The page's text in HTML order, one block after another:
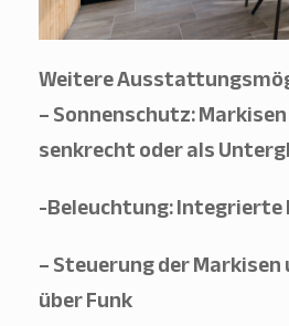
Weitere
– Sonnenschutz:
senkrecht oder als
-Beleuchtung: Integrierte
– Steuerung der
über Funk